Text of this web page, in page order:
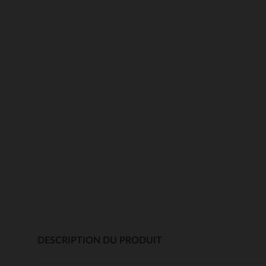
DESCRIPTION DU PRODUIT